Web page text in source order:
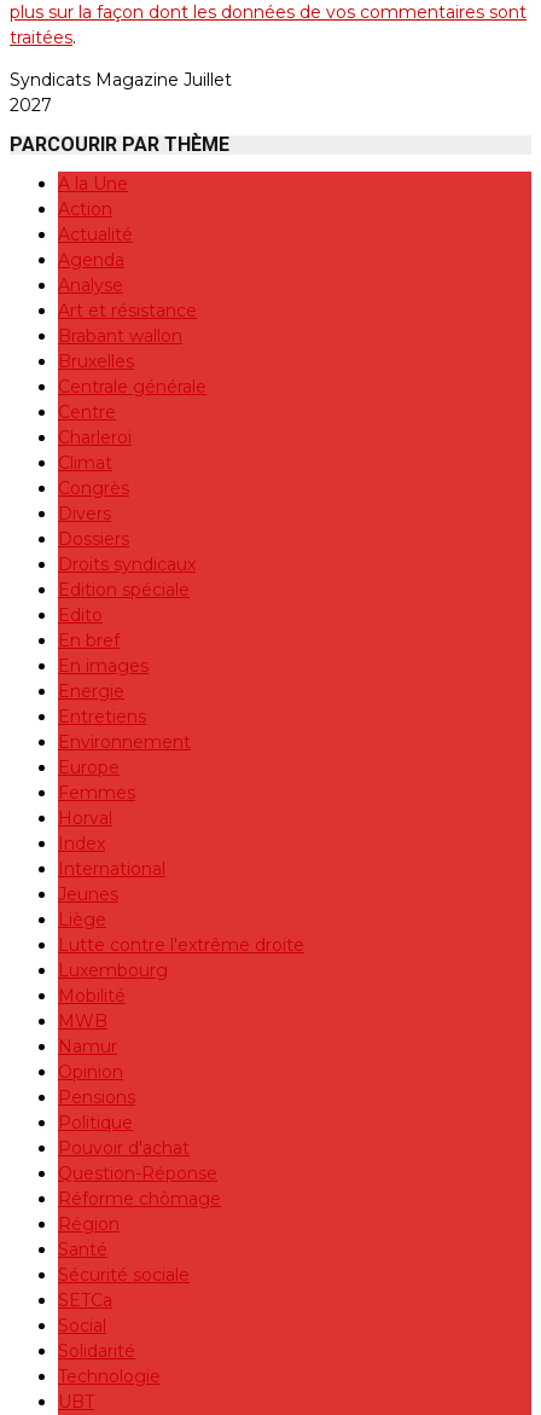
plus sur la façon dont les données de vos commentaires sont
traitées.
Syndicats Magazine Juillet
2027
PARCOURIR PAR THÈME
A la Une
Action
Actualité
Agenda
Analyse
Art et résistance
Brabant wallon
Bruxelles
Centrale générale
Centre
Charleroi
Climat
Congrès
Divers
Dossiers
Droits syndicaux
Edition spéciale
Edito
En bref
En images
Energie
Entretiens
Environnement
Europe
Femmes
Horval
Index
International
Jeunes
Liège
Lutte contre l'extrême droite
Luxembourg
Mobilité
MWB
Namur
Opinion
Pensions
Politique
Pouvoir d'achat
Question-Réponse
Réforme chômage
Région
Santé
Sécurité sociale
SETCa
Social
Solidarité
Technologie
UBT